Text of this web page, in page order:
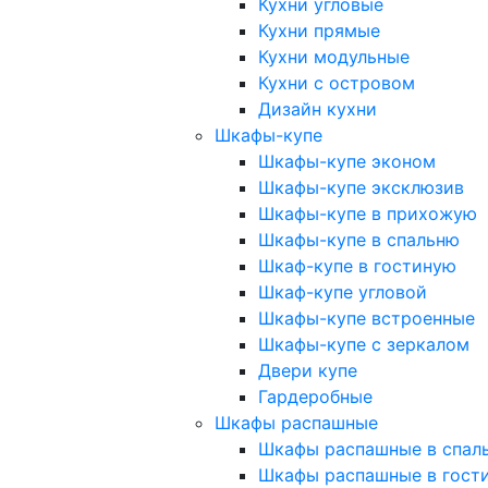
Кухни угловые
Кухни прямые
Кухни модульные
Кухни с островом
Дизайн кухни
Шкафы-купе
Шкафы-купе эконом
Шкафы-купе эксклюзив
Шкафы-купе в прихожую
Шкафы-купе в спальню
Шкаф-купе в гостиную
Шкаф-купе угловой
Шкафы-купе встроенные
Шкафы-купе с зеркалом
Двери купе
Гардеробные
Шкафы распашные
Шкафы распашные в
Шкафы распашные в